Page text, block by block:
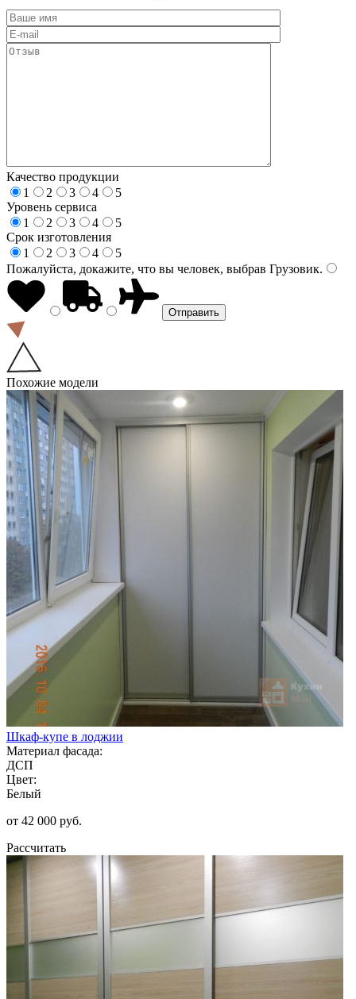
Качество продукции
1
2 3 4
5
Уровень сервиса
1
2 3 4
5
Срок изготовления
1
2 3 4
5
Пожалуйста, докажите, что вы человек, выбрав Грузовик.
Похожие модели
Шкаф-купе в лоджии
Материал фасада:
ДСП
Цвет:
Белый
от 42 000 руб.
Рассчитать